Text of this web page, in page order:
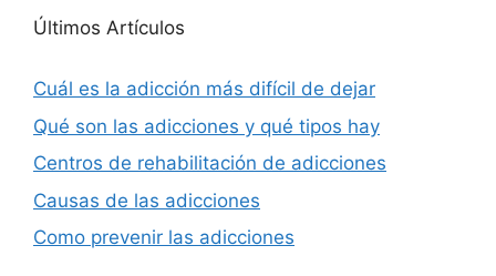
Últimos Artículos
Cuál es la adicción más difícil de dejar
Qué son las adicciones y qué tipos hay
Centros de rehabilitación de adicciones
Causas de las adicciones
Como prevenir las adicciones